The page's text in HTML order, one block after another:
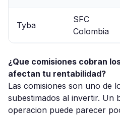
Tyba
SFC
Colombia
¿Que comisiones cobran
afectan tu rentabilidad?
Las comisiones son uno de
subestimados al invertir.
operacion puede parecer